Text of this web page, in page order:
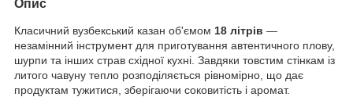
Опис
Класичний вузбекський казан об'ємом 18 літрів —
незамінний інструмент для приготування автентичного плову,
шурпи та інших страв східної кухні. Завдяки товстим стінкам із
литого чавуну тепло розподіляється рівномірно, що дає
продуктам тужитися, зберігаючи соковитість і аромат.